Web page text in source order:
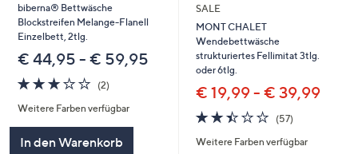
biberna® Bettwäsche
Blockstreifen Melange-Flanell
Einzelbett, 2tlg.
€ 44,95 - € 59,95
3.0
von
5
(2)
Weitere Farben verfügbar
In den Warenkorb
SALE
MONT CHALET
Wendebettwäsche
strukturiertes Fellimitat 3tlg.
oder 6tlg.
€ 19,99 - € 39,99
2.4
von
5
(57)
Weitere Farben verfügbar